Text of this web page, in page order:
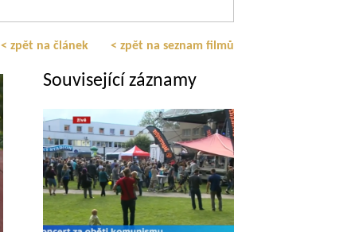
< zpět na článek < zpět na seznam filmů
Související záznamy